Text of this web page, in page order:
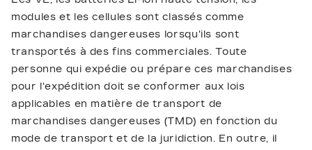
modules et les cellules sont classés comme
marchandises dangereuses lorsqu'ils sont
transportés à des fins commerciales. Toute
personne qui expédie ou prépare ces marchandises
pour l'expédition doit se conformer aux lois
applicables en matière de transport de
marchandises dangereuses (TMD) en fonction du
mode de transport et de la juridiction. En outre, il